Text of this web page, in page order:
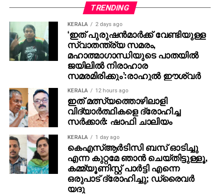
മേഖലയില്‍ പ്രവര്‍ത്തിക്കുന്ന മറ്റൊരു ഡൈവറാണ്
മുകളില്‍നിന്ന് സുരക്ഷാ കാര്യങ്ങള്‍ നോക്കിയിരുന്നത്.
എന്നാല്‍ കുറച്ചു കഴിഞ്ഞപ്പോള്‍ അന്‍വറുമായുള്ള
ബന്ധം നഷ്ടമാവുകയായിരുന്നു.
വൈകിട്ട് നാലു മണിയോടെയാണ് തങ്ങളെ വിവരം
അറിയിക്കുന്നതെന്ന് എറണാകുളം സൗത്ത് പൊലീസ്
വ്യക്തമാക്കി. അന്‍വറിനെ ആശുപത്രിയില്‍
എത്തിക്കുമ്പോള്‍ ജീവനുണ്ടായിരുന്നെങ്കിലും അഞ്ചു
മണിയോടെ മരിച്ചു. ഇന്‍ക്വസ്റ്റ് നടപടികള്‍
പൂര്‍ത്തിയാക്കി വരികയാണെന്നും പോസ്റ്റ്‌മോര്‍ട്ടത്തിനു
ശേഷം മൃതദേഹം ഇന്നു തന്നെ നാട്ടിലേക്ക്
അയയ്ക്കാനാണ് ശ്രമിക്കുന്നതെന്നും പൊലീസ്
പറഞ്ഞു. സംഭവത്തില്‍ പൊലീസ് അന്വേഷണവും
നടത്തുന്നുണ്ട്. ഇളയ രണ്ടു സഹോദരങ്ങളാണ് അന്‍വര്‍
സാദത്തിനുള്ളത്.
TRENDING
KERALA 2 days ago
‘ഇത് പുരുഷന്‍മാര്‍ക്ക് വേണ്ടിയുള്ള
സ്വാതന്ത്ര്യ സമരം,
മഹാത്മാഗാന്ധിയുടെ പാതയില്‍
ജയിലില്‍ നിരാഹാര
സമരമിരിക്കും’:രാഹുല്‍ ഈശ്വര്‍
KERALA 12 hours ago
ഇത് മത്സ്യത്തൊഴിലാളി
വിദ്യാര്‍ത്ഥികളെ ദ്രോഹിച്ച
സര്‍ക്കാര്‍: ഷാഫി ചാലിയം
KERALA 1 day ago
കെഎസ്ആര്‍ടിസി ബസ് ഓടിച്ചു
എന്ന കുറ്റമേ ഞാന്‍ ചെയ്തിട്ടുള്ളൂ,
കമ്മ്യൂണിസ്റ്റ് പാര്‍ട്ടി എന്നെ
ഒരുപാട് ദ്രോഹിച്ചു; ഡ്രൈവര്‍
യദു